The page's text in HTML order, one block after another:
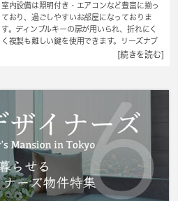
室内設備は照明付き・エアコンなど豊富に揃っ
ており、過ごしやすいお部屋になっておりま
す。ディンプルキーの扉が用いられ、折れにく
く複製も難しい鍵を使用できます。リーズナブ
ルな価格で敷金不要という魅力的な物件です。
も目立たせず収納できるシューズボックス付
ていただけるお部屋のご提供を心掛けておりま
す。立川市へお引っ越しなら、まずはお気軽に
お問い合わせください。
[続きを読む]